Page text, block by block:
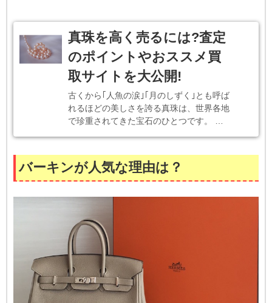
真珠を高く売るには?査定
のポイントやおススメ買
取サイトを大公開!
古くから｢人魚の涙｣｢月のしずく｣とも呼ば
れるほどの美しさを誇る真珠は、世界各地
で珍重されてきた宝石のひとつです。 …
バーキンが人気な理由は？